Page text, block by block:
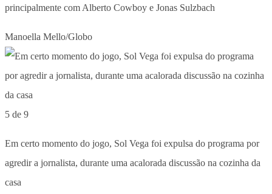
principalmente com Alberto Cowboy e Jonas Sulzbach
Manoella Mello/Globo
5 de 9
Em certo momento do jogo, Sol Vega foi expulsa do programa por
agredir a jornalista, durante uma acalorada discussão na cozinha da
casa